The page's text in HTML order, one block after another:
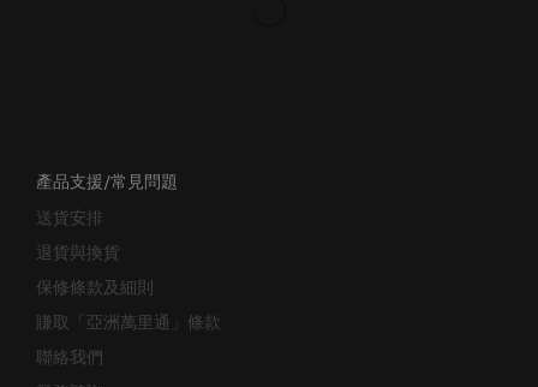
送貨安排
退貨與換貨
保修條款及細則
賺取「亞洲萬里通」條款
聯絡我們
業務諮詢